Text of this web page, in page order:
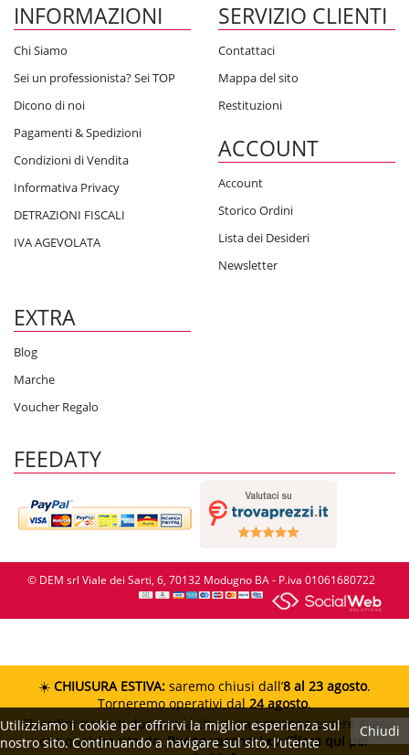
INFORMAZIONI
Chi Siamo
Sei un professionista? Sei TOP
Dicono di noi
Pagamenti & Spedizioni
Condizioni di Vendita
Informativa Privacy
DETRAZIONI FISCALI
IVA AGEVOLATA
SERVIZIO CLIENTI
Contattaci
Mappa del sito
Restituzioni
ACCOUNT
Account
Storico Ordini
Lista dei Desideri
Newsletter
EXTRA
Blog
Marche
Voucher Regalo
FEEDATY
© DEM srl Viale dei Sarti, 6, 70132 Modugno BA - P.iva 01061680722
Chiudi
Utilizziamo i cookie per offrirvi la miglior esperienza sul
nostro sito. Continuando a navigare sul sito, l'utente
☀️ CHIUSURA ESTIVA: saremo chiusi dall’8 al 23 agosto.
Torneremo operativi dal24 agosto.
Gli ordini ricevuti durante la chiusura potranno essere evasi
con qualche ritardo. Buone vacanze!👉 Clicca qui per